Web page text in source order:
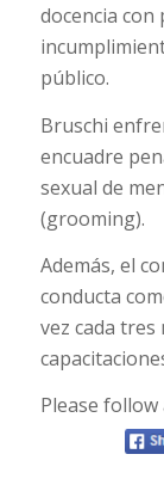
docencia
público.
Bruschi
encuadre
sexual de
(grooming).
Además, el
conducta
vez cada tres
Please follow